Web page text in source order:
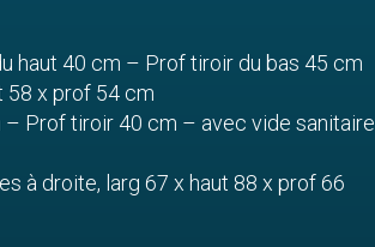
haut 40 cm – Prof tiroir du bas 45 cm
58 x prof 54 cm
– Prof tiroir 40 cm – avec vide sanitaire
à droite, larg 67 x haut 88 x prof 66